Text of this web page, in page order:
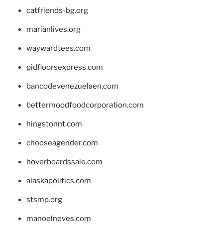
catfriends-bg.org
marianlives.org
waywardtees.com
pidfloorsexpress.com
bancodevenezuelaen.com
bettermoodfoodcorporation.com
hingstonnt.com
chooseagender.com
hoverboardssale.com
alaskapolitics.com
stsmp.org
manoelneves.com